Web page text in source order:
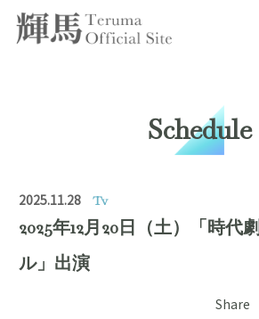
Schedule
2025.11.28 Tv
2025年12月20日（土）「時代
ル」出演